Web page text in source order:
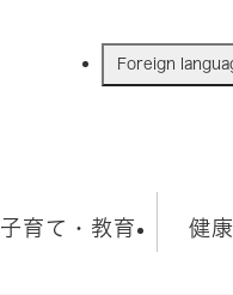
Foreign
子育て・教育 健